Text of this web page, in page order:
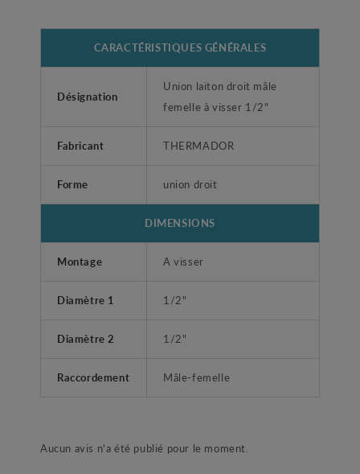
CARACTÉRISTIQUES GÉNÉRALES
Désignation
Union laiton droit mâle
femelle à visser 1/2"
Fabricant THERMADOR
Forme union droit
DIMENSIONS
Montage A visser
Diamètre 1 1/2"
Diamètre 2 1/2"
Raccordement Mâle-femelle
Aucun avis n'a été publié pour le moment.